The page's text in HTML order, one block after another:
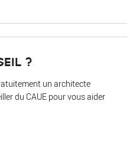
?
un architecte
du CAUE pour vous aider